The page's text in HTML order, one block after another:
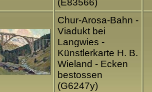
(E83566)
Chur-Arosa-Bahn -
Viadukt bei
Langwies -
Künstlerkarte H. B.
Wieland - Ecken
bestossen
(G6247y)